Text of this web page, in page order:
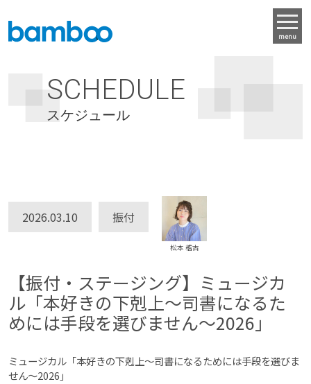
menu
SCHEDULE
スケジュール
2026.03.10 振付
松本 稽古
【振付・ステージング】ミュージカ
ル「本好きの下剋上〜司書になるた
めには手段を選びません〜2026」
ミュージカル「本好きの下剋上〜司書になるためには手段を選びま
せん〜2026」